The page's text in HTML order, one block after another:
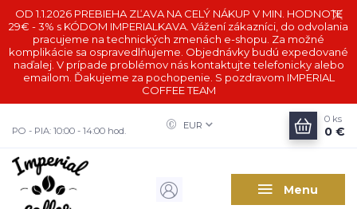
OD 1.1.2026 PREBIEHA ZĽAVA NA CELÝ NÁKUP V MIN. HODNOTE
29€ - 3% s KÓDOM IMPERIALKAVA. Vážení zákazníci, do odvolania
pracujeme na technických zmenách e-shopu. Za možné
komplikácie sa ospravedlňujeme. Objednávky budú expedované
naďalej. V prípade problémov nás kontaktujte telefonicky alebo
emailom. Ďakujeme za pochopenie. S pozdravom IMPERIAL
COFFEE TEAM
Menu
EUR
PO - PIA: 10:00 - 14:00 hod.
0 ks
0 €